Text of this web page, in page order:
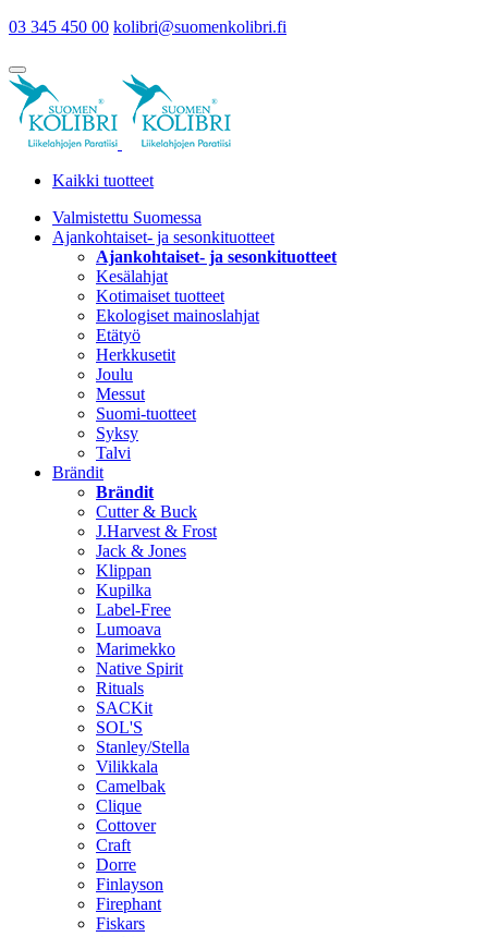
03 345 450 00 kolibri@suomenkolibri.fi
Kaikki tuotteet
Valmistettu Suomessa
Ajankohtaiset- ja sesonkituotteet
Ajankohtaiset- ja sesonkituotteet
Kesälahjat
Kotimaiset tuotteet
Ekologiset mainoslahjat
Etätyö
Herkkusetit
Joulu
Messut
Suomi-tuotteet
Syksy
Talvi
Brändit
Brändit
Cutter & Buck
J.Harvest & Frost
Jack & Jones
Klippan
Kupilka
Label-Free
Lumoava
Marimekko
Native Spirit
Rituals
SACKit
SOL'S
Stanley/Stella
Vilikkala
Camelbak
Clique
Cottover
Craft
Dorre
Finlayson
Firephant
Fiskars